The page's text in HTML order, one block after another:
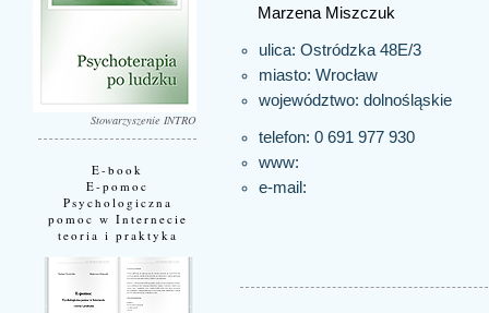
Stowarzyszenie INTRO
E-book
E-pomoc
Psychologiczna
pomoc w Internecie
teoria i praktyka
Marzena Miszczuk
ulica: Ostródzka 48E/3
miasto: Wrocław
województwo: dolnośląskie
telefon: 0 691 977 930
www:
e-mail: